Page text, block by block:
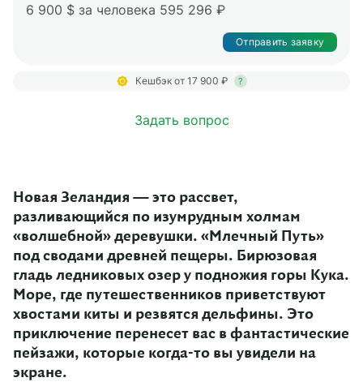
Новая Зеландия — это рассвет,
разливающийся по изумрудным холмам
«волшебной» деревушки. «Млечный Путь»
под сводами древней пещеры. Бирюзовая
гладь ледниковых озер у подножия горы Кука.
Море, где путешественников приветствуют
хвостами киты и резвятся дельфины. Это
приключение перенесет вас в фантастические
пейзажи, которые когда-то вы увидели на
экране.
6 900 $ за человека 595 296 ₽
Отправить заявку
Кешбэк от 17 900 ₽ ?
Задать вопрос